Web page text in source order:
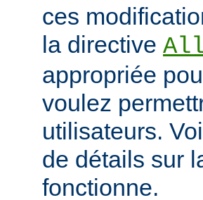
ces
la directive
appropriée
voulez
utilisateurs.
de détails sur
fonctionne.